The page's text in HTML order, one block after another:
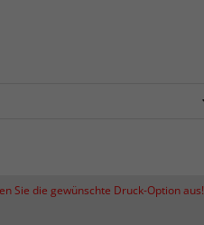
Sie die gewünschte Druck-Option aus!